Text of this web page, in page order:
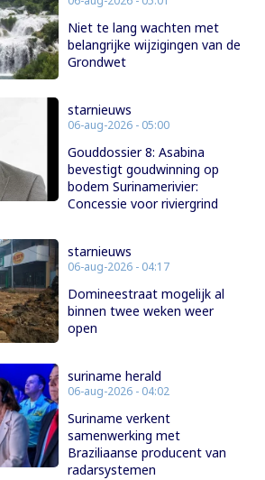
Niet te lang wachten met
belangrijke wijzigingen van de
Grondwet
starnieuws
06-aug-2026 - 05:00
Gouddossier 8: Asabina
bevestigt goudwinning op
bodem Surinamerivier:
Concessie voor riviergrind
starnieuws
06-aug-2026 - 04:17
Domineestraat mogelijk al
binnen twee weken weer
open
suriname herald
06-aug-2026 - 04:02
Suriname verkent
samenwerking met
Braziliaanse producent van
radarsystemen